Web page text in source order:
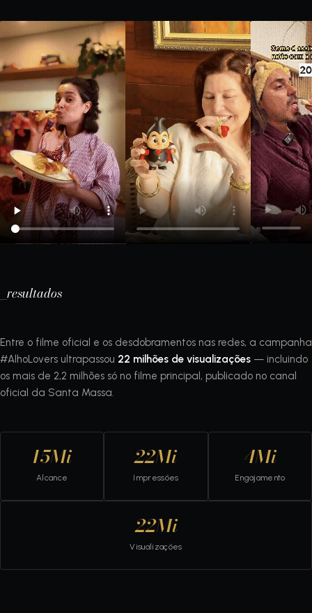
_resultados
Entre o filme oficial e os desdobramentos nas redes, a campanha
#AlhoLovers ultrapassou 22 milhões de visualizações — incluindo
os mais de 2,2 milhões só no filme principal, publicado no canal
oficial da Santa Massa.
15Mi
Alcance
22Mi
Impressões
4Mi
Engajamento
22Mi
Visualizações